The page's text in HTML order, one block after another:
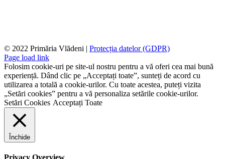
© 2022 Primăria Vlădeni | Protecția datelor (GDPR)
Page load link
Folosim cookie-uri pe site-ul nostru pentru a vă oferi cea mai bună
experiență. Dând clic pe „Acceptați toate”, sunteți de acord cu
utilizarea a totală a cookie-urilor. Cu toate acestea, puteți vizita
„Setări cookies” pentru a vă personaliza setările cookie-urilor.
Setări Cookies Acceptați Toate
Închide
Privacy Overview